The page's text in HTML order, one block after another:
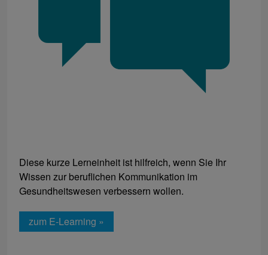
Diese kurze Lerneinheit ist hilfreich, wenn Sie Ihr
Wissen zur beruflichen Kommunikation im
Gesundheitswesen verbessern wollen.
zum E-Learning »